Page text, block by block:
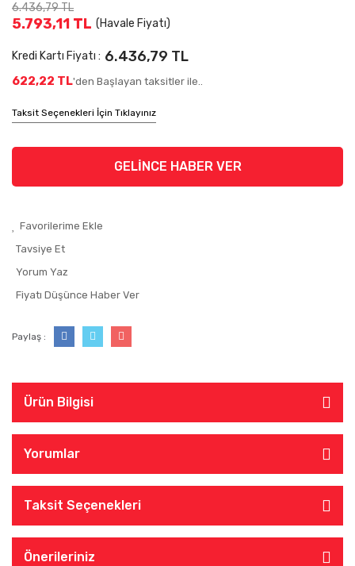
6.436,79 TL
5.793,11 TL (Havale Fiyatı)
Kredi Kartı Fiyatı : 6.436,79 TL
622,22 TL'den Başlayan taksitler ile..
Taksit Seçenekleri İçin Tıklayınız
GELİNCE HABER VER
Tavsiye Et
Yorum Yaz
Fiyatı Düşünce Haber Ver
Paylaş :
Ürün Bilgisi
Yorumlar
Taksit Seçenekleri
Önerileriniz